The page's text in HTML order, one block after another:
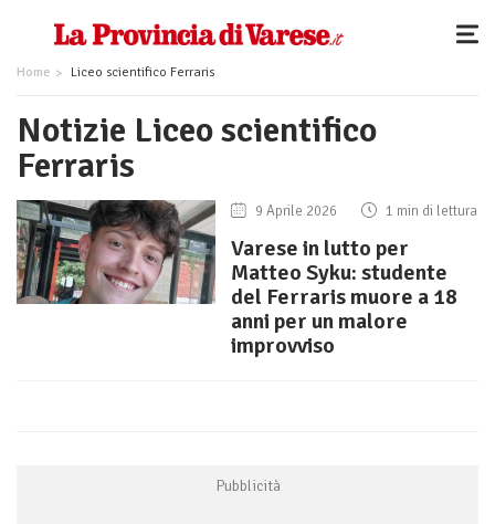
Home Liceo scientifico Ferraris
Notizie Liceo scientifico
Ferraris
9 Aprile 2026 1 min di lettura
Varese in lutto per
Matteo Syku: studente
del Ferraris muore a 18
anni per un malore
improvviso